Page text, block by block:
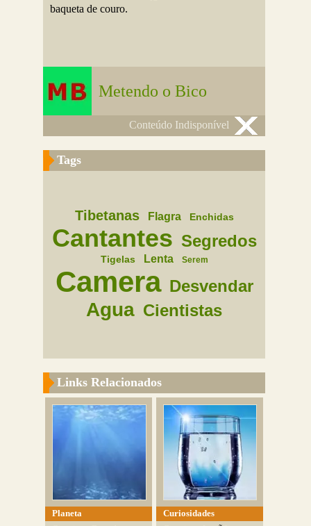
baqueta de couro.
Metendo o Bico
Conteúdo Indisponível
Tags
Tibetanas Flagra Enchidas
Cantantes Segredos
Tigelas Lenta Serem
Camera Desvendar
Agua Cientistas
Links Relacionados
Planeta
Curiosidades